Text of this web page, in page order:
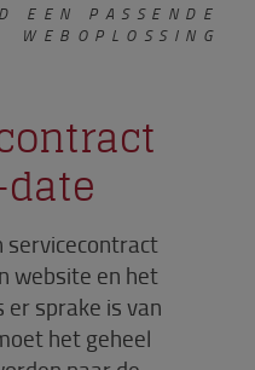
EEN PASSENDE
WEBOPLOSSING
servicecontract
website en het
er sprake is van
het geheel